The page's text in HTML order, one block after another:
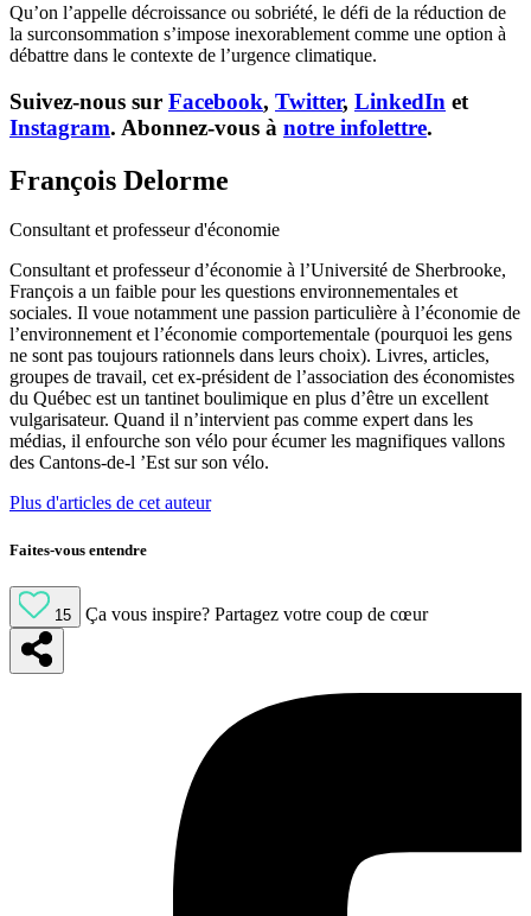
Qu’on l’appelle décroissance ou sobriété, le défi de la réduction de
la surconsommation s’impose inexorablement comme une option à
débattre dans le contexte de l’urgence climatique.
Suivez-nous sur Facebook, Twitter, LinkedIn et
Instagram. Abonnez-vous à notre infolettre.
François Delorme
Consultant et professeur d'économie
Consultant et professeur d’économie à l’Université de Sherbrooke,
François a un faible pour les questions environnementales et
sociales. Il voue notamment une passion particulière à l’économie de
l’environnement et l’économie comportementale (pourquoi les gens
ne sont pas toujours rationnels dans leurs choix). Livres, articles,
groupes de travail, cet ex-président de l’association des économistes
du Québec est un tantinet boulimique en plus d’être un excellent
vulgarisateur. Quand il n’intervient pas comme expert dans les
médias, il enfourche son vélo pour écumer les magnifiques vallons
des Cantons-de-l ’Est sur son vélo.
Plus d'articles de cet auteur
Faites-vous entendre
15 Ça vous inspire? Partagez votre coup de cœur